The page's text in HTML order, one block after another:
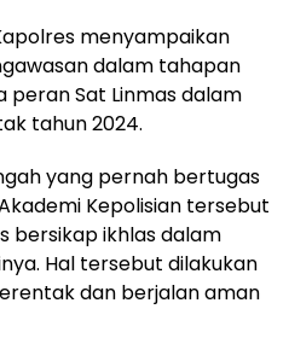
menyampaikan
dalam tahapan
peran Sat Linmas dalam
tahun 2024.
yang pernah bertugas
Kepolisian tersebut
bersikap ikhlas dalam
Hal tersebut dilakukan
dan berjalan aman